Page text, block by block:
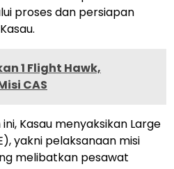
proses dan persiapan
1 Flight Hawk,
CAS
Kasau menyaksikan Large
yakni pelaksanaan misi
melibatkan pesawat